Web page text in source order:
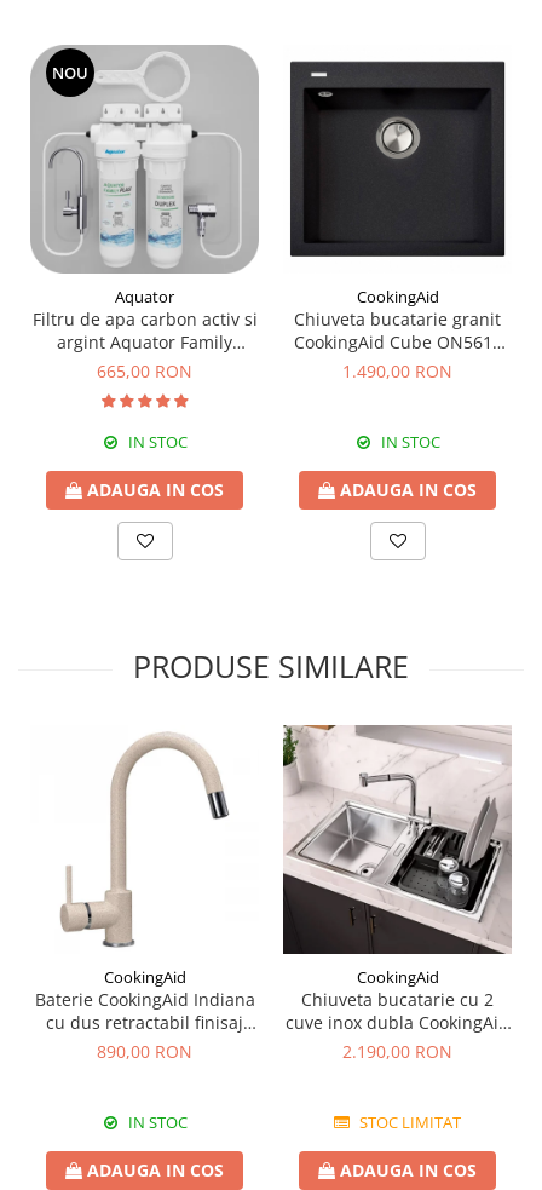
NOU
Aquator
Filtru de apa carbon activ si
argint Aquator Family
Duplex-5000-8000 lt
665,00 RON
IN STOC
ADAUGA IN COS
CookingAid
Chiuveta bucatarie granit
CookingAid Cube ON5610
Neagra / Black Metal quartz
1.490,00 RON
IN STOC
ADAUGA IN COS
PRODUSE SIMILARE
CookingAid
Baterie CookingAid Indiana
cu dus retractabil finisaj
granit Bej Pigmentat /
890,00 RON
IN STOC
ADAUGA IN COS
CookingAid
Chiuveta bucatarie cu 2
cuve inox dubla CookingAid
FUSION 86BB
2.190,00 RON
STOC LIMITAT
ADAUGA IN COS